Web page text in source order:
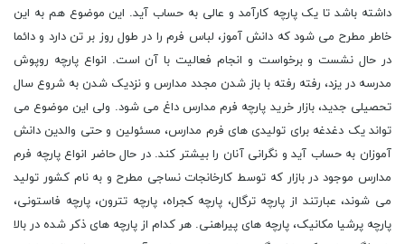
داشته باشد تا یک پارچه کارآمد و عالی به حساب آید. این موضوع هم به این
خاطر مطرح می شود که دانش آموز، لباس فرم را در طول روز بر تن دارد و دائما
در حال نشست و برخواست و انجام فعالیت با آن است. انواع پارچه روپوش
مدرسه در یزد، رفته رفته با باز شدن مجدد مدارس و نزدیک شدن به شروع سال
تحصیلی جدید، بازار خرید پارچه فرم مدارس داغ می شود. ولی این موضوع می
تواند یک دغدغه برای تولیدی های فرم مدارس، مسئولین و حتی والدین دانش
آموزان به حساب آید و نگرانی آنان را بیشتر کند. در حال حاضر انواع پارچه فرم
مدارس موجود در بازار که توسط کارخانجات نساجی مطرح و به نام کشور تولید
می شوند، عبارتند از پارچه ترگال، پارچه کجراه، پارچه تترون، پارچه فاستونی،
پارچه پرشیا مکانیک، پارچه های پیراهنی. هر کدام از پارچه های ذکر شده در بالا